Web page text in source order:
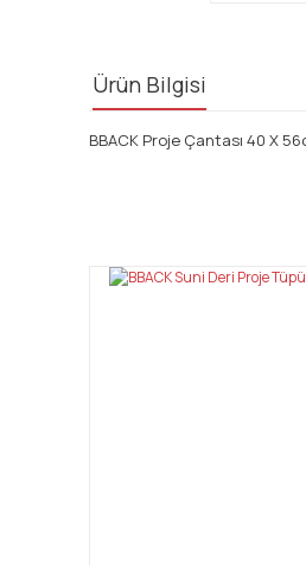
Ürün Bilgisi
BBACK Proje Çantası 40 X
Bu ürünün fiyat bilgisi,
Ürün resmi kalitesiz,